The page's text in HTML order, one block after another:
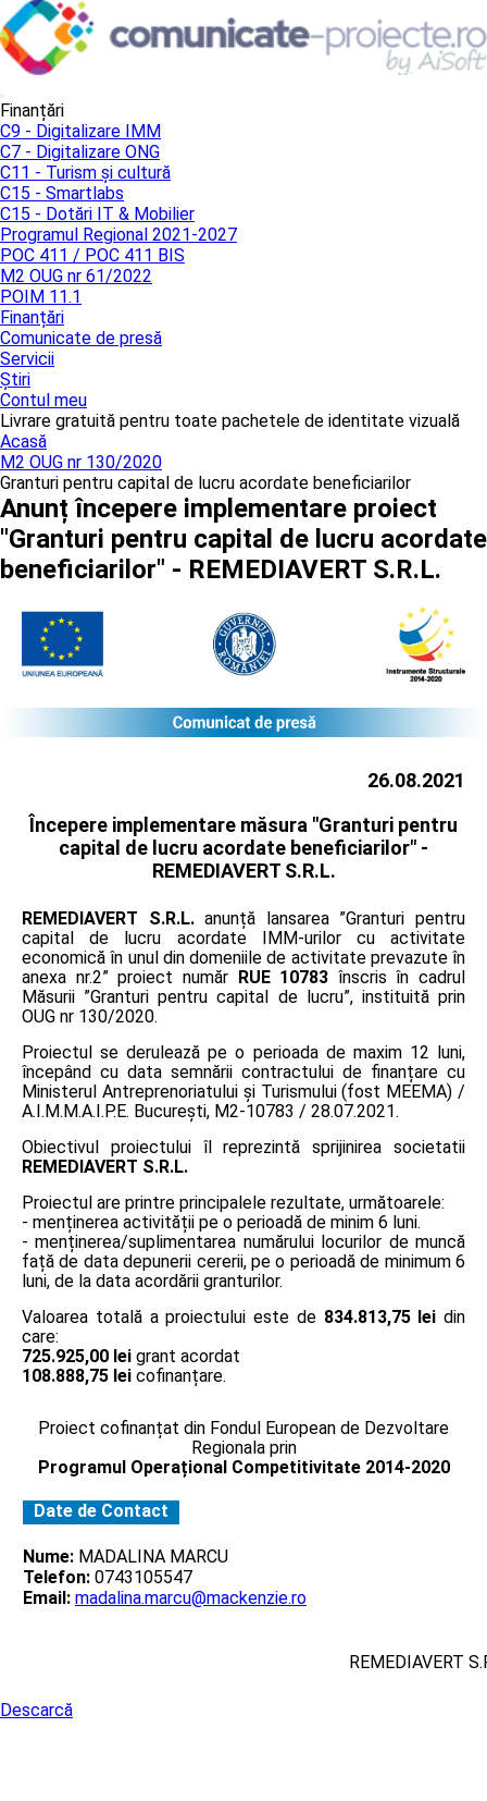
Finanțări
C9 - Digitalizare IMM
C7 - Digitalizare ONG
C11 - Turism și cultură
C15 - Smartlabs
C15 - Dotări IT & Mobilier
Programul Regional 2021-2027
POC 411 / POC 411 BIS
M2 OUG nr 61/2022
POIM 11.1
Finanțări
Comunicate de presă
Servicii
Știri
Contul meu
Livrare gratuită pentru toate pachetele de identitate vizuală
Acasă
M2 OUG nr 130/2020
Granturi pentru capital de lucru acordate beneficiarilor
Anunț începere implementare proiect
"Granturi pentru capital de lucru acordate
beneficiarilor" - REMEDIAVERT S.R.L.
26.08.2021
Începere implementare măsura "Granturi pentru
capital de lucru acordate beneficiarilor" -
REMEDIAVERT S.R.L.
REMEDIAVERT S.R.L.anunță lansarea ”Granturi pentru
capital de lucru acordate IMM-urilor cu activitate
economică în unul din domeniile de activitate prevazute în
anexa nr.2” proiect număr RUE 10783 înscris în cadrul
Măsurii ”Granturi pentru capital de lucru”, instituită prin
OUG nr 130/2020.
Proiectul se derulează pe o perioada de maxim 12 luni,
începând cu data semnării contractului de finanțare cu
Ministerul Antreprenoriatului și Turismului (fost MEEMA) /
A.I.M.M.A.I.P.E. București, M2-10783 / 28.07.2021.
Obiectivul proiectului îl reprezintă sprijinirea societatii
REMEDIAVERT S.R.L.
Proiectul are printre principalele rezultate, următoarele:
- menținerea activității pe o perioadă de minim 6 luni.
- menținerea/suplimentarea numărului locurilor de muncă
față de data depunerii cererii, pe o perioadă de minimum 6
luni, de la data acordării granturilor.
Valoarea totală a proiectului este de 834.813,75 lei din
care:
725.925,00 lei grant acordat
108.888,75 lei cofinanțare.
Proiect cofinanțat din Fondul European de Dezvoltare
Regionala prin
Programul Operațional Competitivitate 2014-2020
Date de Contact
Nume: MADALINA MARCU
Telefon: 0743105547
Email: madalina.marcu@mackenzie.ro
REMEDIAVERT
Descarcă